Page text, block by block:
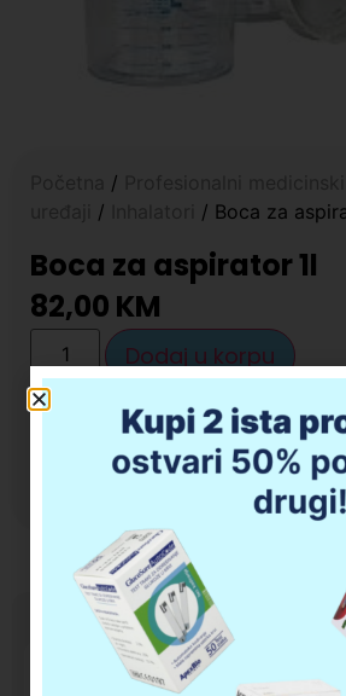
/
/ / Boca za
Boca za aspirator 1l
82,00 KM
Dodaj u korpu
Opis proizvoda
Da li imate pitanja u vezi
Tlakomjer M7 Intelli